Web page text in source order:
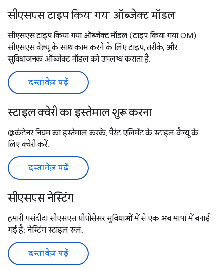
सीएसएस टाइप किया गया ऑब्जेक्ट मॉडल
सीएसएस टाइप किया गया ऑब्जेक्ट मॉडल (टाइप किया गया OM)
सीएसएस वैल्यू के साथ काम करने के लिए टाइप, तरीके, और
सुविधाजनक ऑब्जेक्ट मॉडल को उपलब्ध कराता है.
दस्तावेज़ पढ़ें
स्टाइल क्वेरी का इस्तेमाल शुरू करना
@कंटेनर नियम का इस्तेमाल करके, पैरंट एलिमेंट के स्टाइल वैल्यू के
लिए क्वेरी करें.
दस्तावेज़ पढ़ें
सीएसएस नेस्टिंग
हमारी पसंदीदा सीएसएस प्रीप्रोसेसर सुविधाओं में से एक अब भाषा में बनाई
गई है: नेस्टिंग स्टाइल रूल.
दस्तावेज़ पढ़ें